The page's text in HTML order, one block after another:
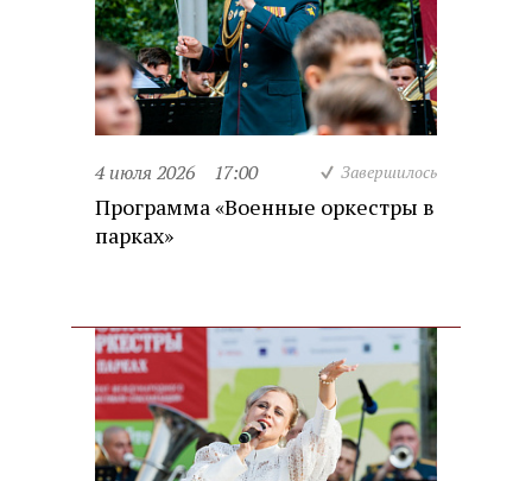
4 июля 2026 17:00 Завершилось
Программа «Военные оркестры в
парках»